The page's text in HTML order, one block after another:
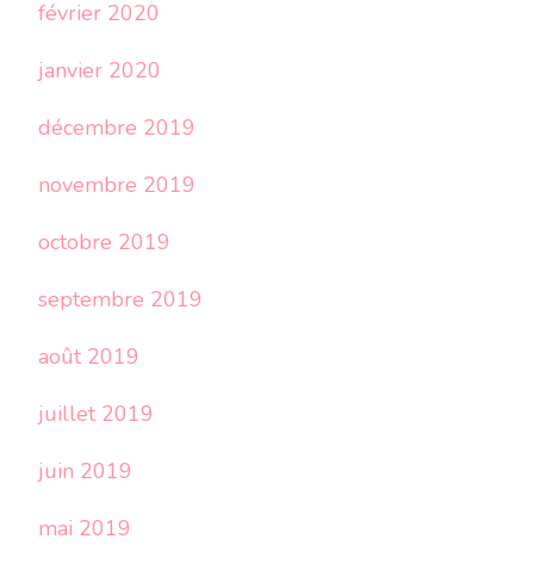
février 2020
janvier 2020
décembre 2019
novembre 2019
octobre 2019
septembre 2019
août 2019
juillet 2019
juin 2019
mai 2019